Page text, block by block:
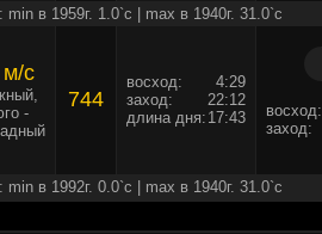
в 1959г. 1.0`c | max в 1940г. 31.0`c
м/c
-
744
восход:
4:29
заход:
22:12
длина дня: 17:43 восход:
заход:
в 1992г. 0.0`c | max в 1940г. 31.0`c